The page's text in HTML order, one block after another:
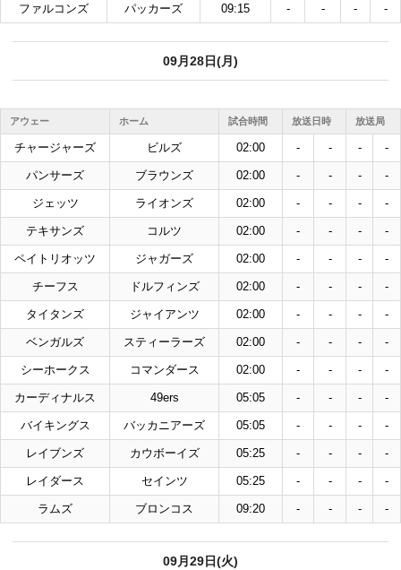
ファルコンズ パッカーズ 09:15 - - - -
09月28日(月)
アウェー ホーム 試合時間 放送日時 放送局
チャージャーズ ビルズ 02:00 - - - -
パンサーズ ブラウンズ 02:00 - - - -
ジェッツ ライオンズ 02:00 - - - -
テキサンズ コルツ 02:00 - - - -
ペイトリオッツ ジャガーズ 02:00 - - - -
チーフス ドルフィンズ 02:00 - - - -
タイタンズ ジャイアンツ 02:00 - - - -
ベンガルズ スティーラーズ 02:00 - - - -
シーホークス コマンダース 02:00 - - - -
カーディナルス 49ers 05:05 - - - -
バイキングス バッカニアーズ 05:05 - - - -
レイブンズ カウボーイズ 05:25 - - - -
レイダース セインツ 05:25 - - - -
ラムズ ブロンコス 09:20 - - - -
09月29日(火)